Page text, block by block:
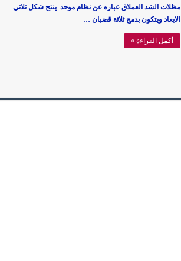
مظلات الشد العملاق عباره عن نظام موحد ينتج شكل ثلاثي
الابعاد ويتكون بدمج ثلاثة قضبان …
أكمل القراءة »